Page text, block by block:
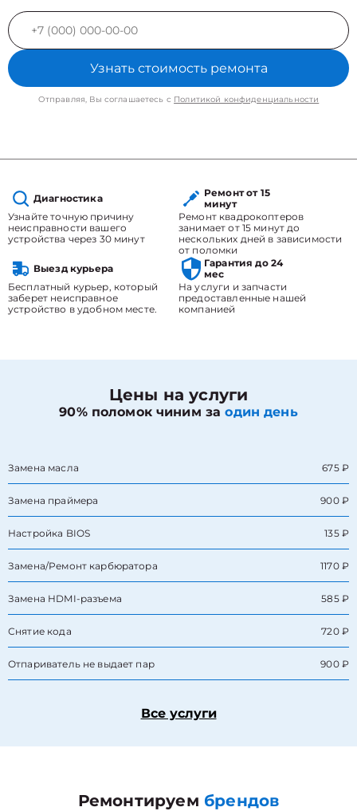
Узнать стоимость ремонта
Отправляя, Вы соглашаетесь с Политикой конфиденциальности
Диагностика
Узнайте точную причину
неисправности вашего
устройства через 30 минут
Ремонт от 15
минут
Ремонт квадрокоптеров
занимает от 15 минут до
нескольких дней в зависимости
от поломки
Выезд курьера
Бесплатный курьер, который
заберет неисправное
устройство в удобном месте.
Гарантия до 24
мес
На услуги и запчасти
предоставленные нашей
компанией
Цены на услуги
90% поломок чиним заодин день
Замена масла 675 ₽
Замена праймера 900 ₽
Настройка BIOS 135 ₽
Замена/Pемонт карбюратора 1170 ₽
Замена HDMI-разъема 585 ₽
Снятие кода 720 ₽
Отпариватель не выдает пар 900 ₽
Все услуги
Ремонтируем брендов